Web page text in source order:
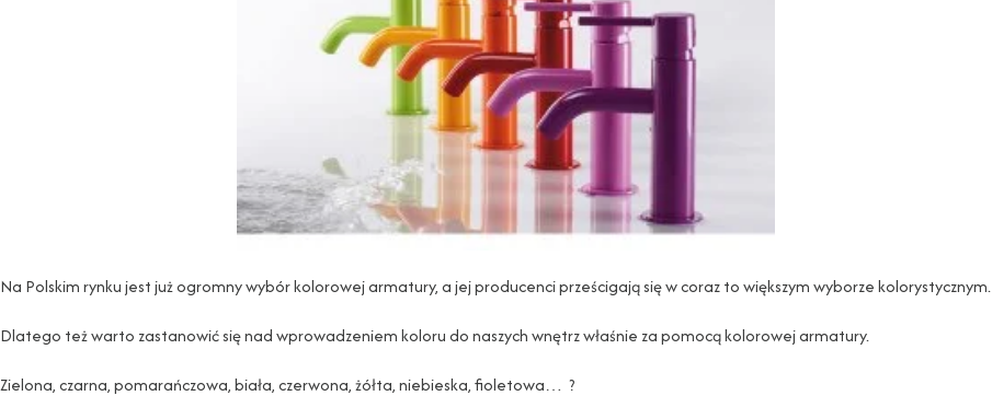
Na Polskim rynku jest już ogromny wybór kolorowej armatury, a jej producenci prześcigają się w coraz to większym wyborze kolorystycznym.
Dlatego też warto zastanowić się nad wprowadzeniem koloru do naszych wnętrz właśnie za pomocą kolorowej armatury.
Zielona, czarna, pomarańczowa, biała, czerwona, żółta, niebieska, fioletowa… ?